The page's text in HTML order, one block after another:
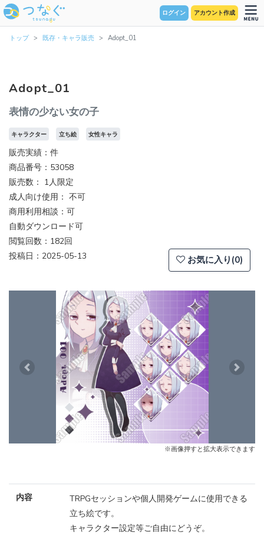
ログイン アカウント作成
トップ 既存・キャラ販売 Adopt_01
Adopt_01
表情の少ない女の子
キャラクター 立ち絵 女性キャラ
販売実績：件
商品番号：53058
販売数： 1人限定
成人向け使用： 不可
商用利用相談：可
自動ダウンロード可
閲覧回数：182回
投稿日：2025-05-13
お気に入り(0)
Previous Next
※画像押すと拡大表示できます
内容
TRPGセッションや個人開発ゲームに使用できる
立ち絵です。
キャラクター設定等ご自由にどうぞ。